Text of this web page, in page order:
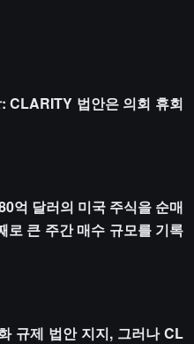
CLARITY 법안은 의회 휴회
억 달러의 미국 주식을 순매
로 큰 주간 매수 규모를 기록
규제 법안 지지, 그러나 CL